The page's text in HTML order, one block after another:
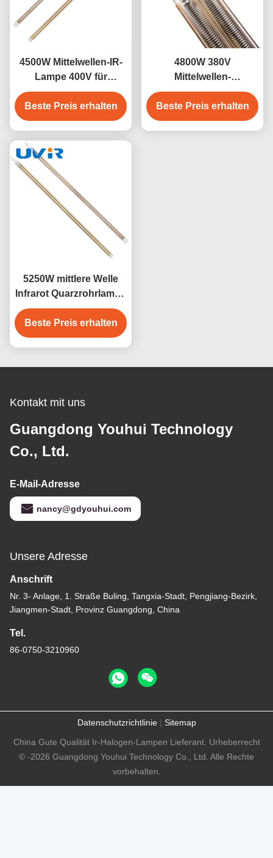
4500W Mittelwellen-IR-
Lampe 400V für
Oberflächenhärtung
Beste Preis erhalten
4800W 380V
Mittelwellen-
Infrarotlampe mit
Quarzrohr
Beste Preis erhalten
5250W mittlere Welle
Infrarot Quarzrohrlampe
Gold beschichtet
Beste Preis erhalten
Kontakt mit uns
Guangdong Youhui Technology
Co., Ltd.
E-Mail-Adresse
nancy@gdyouhui.com
Unsere Adresse
Anschrift
Nr. 3- Anlage, 1. Straße Buling, Tangxia-Stadt, Pengjiang-Bezirk,
Jiangmen-Stadt, Provinz Guangdong, China
Tel.
86-0750-3210960
Datenschutzrichtlinie| Sitemap
China Gute Qualität Ir-Halogen-Lampen Lieferant. Urheberrecht
© -2026 Guangdong Youhui Technology Co., Ltd. Alle Rechte
vorbehalten.